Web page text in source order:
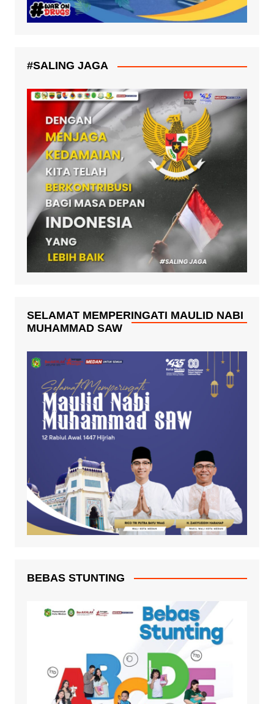
#SALING JAGA
SELAMAT MEMPERINGATI MAULID NABI
MUHAMMAD SAW
BEBAS STUNTING